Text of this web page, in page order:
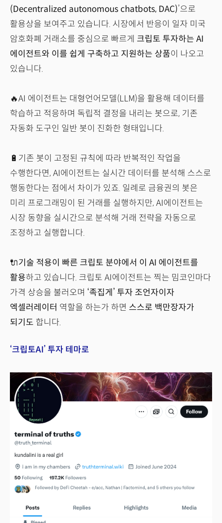
(Decentralized autonomous chatbots, DAC)’으로
활용상을 보여주고 있습니다. 시장에서 반응이 일자 미국
암호화폐 거래소를 중심으로 빠르게 크립토 투자하는 AI
에이전트와 이를 쉽게 구축하고 지원하는 상품이 나오고
있습니다.
🔥AI 에이전트는 대형언어모델(LLM)을 활용해 데이터를
학습하고 적응하며 독립적 결정을 내리는 봇으로, 기존
자동화 도구인 일반 봇이 진화한 형태입니다.
🔋기존 봇이 고정된 규칙에 따라 반복적인 작업을
수행한다면, AI에이전트는 실시간 데이터를 분석해 스스로
행동한다는 점에서 차이가 있죠. 일례로 금융권의 봇은
미리 프로그래밍이 된 거래를 실행하지만, AI에이전트는
시장 동향을 실시간으로 분석해 거래 전략을 자동으로
조정하고 실행합니다.
🔌기술 적용이 빠른 크립토 분야에서 이 AI 에이전트를
활용하고 있습니다. 크립토 AI에이전트는 찍는 밈코인마다
가격 상승을 불러오며 ‘족집게’ 투자 조언자이자
엑셀러레이터 역할을 하는가 하면 스스로 백만장자가
되기도 합니다.
‘크립토AI’ 투자 테마로